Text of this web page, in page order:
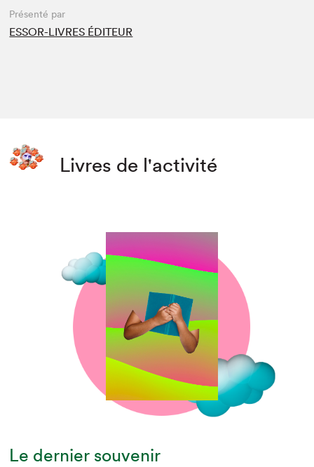
Présenté par
ESSOR-LIVRES ÉDITEUR
Livres de l'activité
Le dernier souvenir